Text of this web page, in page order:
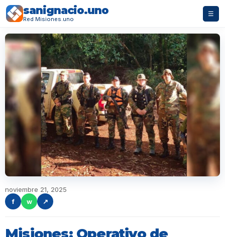
sanignacio.uno
Red Misiones.uno
☰
noviembre 21, 2025
f
w ↗